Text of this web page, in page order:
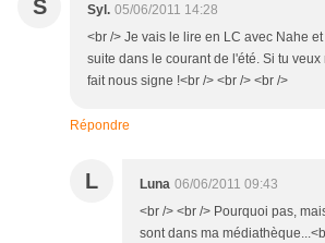
S Syl. 05/06/2011 14:28
<br /> Je vais le lire en LC avec Nahe
suite dans le courant de l'été. Si tu
fait nous signe !<br /> <br /> <br />
Répondre
L Luna 06/06/2011 09:43
<br /> <br /> Pourquoi pas,
sont dans ma